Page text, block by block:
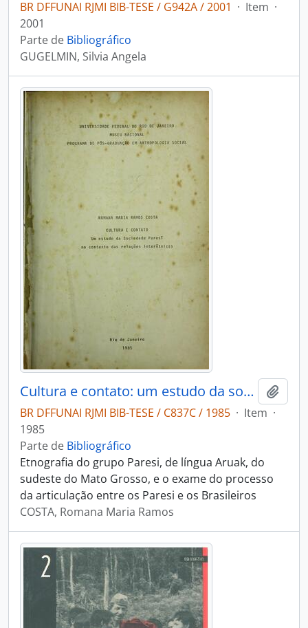
BR DFFUNAI RJMI BIB-TESE / G942A / 2001 · Item ·
2001
Parte de Bibliográfico
GUGELMIN, Silvia Angela
Cultura e contato: um estudo da sociedade Paresi no contexto das relaçoes interetnicas
BR DFFUNAI RJMI BIB-TESE / C837C / 1985 · Item ·
1985
Parte de Bibliográfico
Etnografia do grupo Paresi, de língua Aruak, do
sudeste do Mato Grosso, e o exame do processo
da articulação entre os Paresi e os Brasileiros
COSTA, Romana Maria Ramos